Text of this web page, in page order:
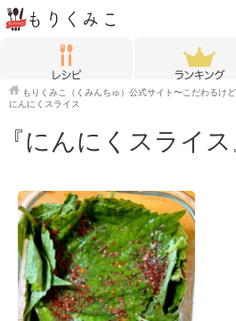
もりくみこ（くみんちゅ）公式サイト〜こだわるけ
にんにくスライス
『にんにくスライ